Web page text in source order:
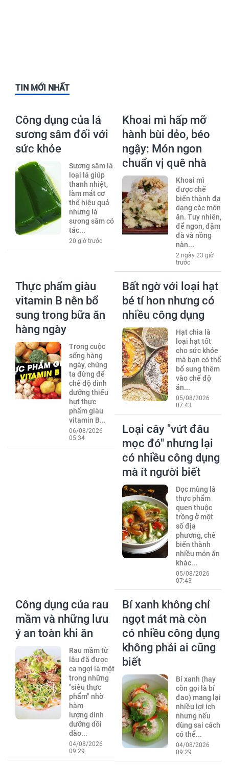
TIN MỚI NHẤT
Công dụng của lá
sương sâm đối với
sức khỏe
Sương sâm là
loại lá giúp
thanh nhiệt,
làm mát cơ
thể hiệu quả
nhưng lá
sương sâm có
tác...
20 giờ trước
Khoai mì hấp mỡ
hành bùi dẻo, béo
ngậy: Món ngon
chuẩn vị quê nhà
Khoai mì
được chế
biến thành đa
dạng các món
ăn. Tuy nhiên,
để ngon, đậm
đà và nồng
nàn...
2 ngày 23 giờ
trước
Thực phẩm giàu
vitamin B nên bổ
sung trong bữa ăn
hàng ngày
Trong cuộc
sống hàng
ngày, chúng
ta đừng để
chế độ dinh
dưỡng thiếu
hụt thực
phẩm giàu
vitamin B...
06/08/2026
05:34
Bất ngờ với loại hạt
bé tí hon nhưng có
nhiều công dụng
Hạt chia là
loại hạt tốt
cho sức khỏe
mà bạn có thể
bổ sung thêm
vào chế độ
ăn...
05/08/2026
07:43
Loại cây "vứt đâu
mọc đó" nhưng lại
có nhiều công dụng
mà ít người biết
Dọc mùng là
thực phẩm
quen thuộc
trồng ở một
số địa
phương, chế
biến thành
nhiều món ăn
khác...
05/08/2026
07:43
Công dụng của rau
mầm và những lưu
ý an toàn khi ăn
Rau mầm từ
lâu đã được
ca ngợi là một
trong những
"siêu thực
phẩm" nhờ
hàm
lượng dinh
dưỡng dồi
dào...
04/08/2026
09:29
Bí xanh không chỉ
ngọt mát mà còn
có nhiều công dụng
không phải ai cũng
biết
Bí xanh (hay
còn gọi là bí
đao) mang lại
nhiều lợi ích
nhưng nếu
dùng sai cách
có thể...
04/08/2026
09:29